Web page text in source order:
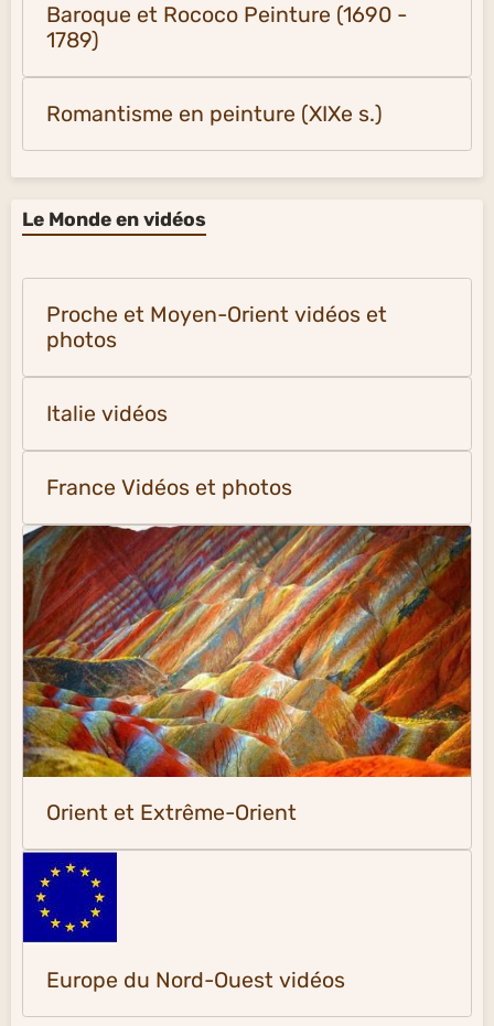
Baroque et Rococo Peinture (1690 -
1789)
Romantisme en peinture (XIXe s.)
Le Monde en vidéos
Proche et Moyen-Orient vidéos et
photos
Italie vidéos
France Vidéos et photos
Orient et Extrême-Orient
Europe du Nord-Ouest vidéos